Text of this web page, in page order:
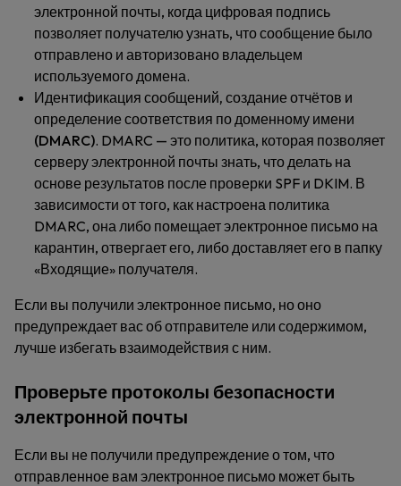
электронной почты, когда цифровая подпись
позволяет получателю узнать, что сообщение было
отправлено и авторизовано владельцем
используемого домена.
Идентификация сообщений, создание отчётов и
определение соответствия по доменному имени
(DMARC). DMARC — это политика, которая позволяет
серверу электронной почты знать, что делать на
основе результатов после проверки SPF и DKIM. В
зависимости от того, как настроена политика
DMARC, она либо помещает электронное письмо на
карантин, отвергает его, либо доставляет его в папку
«Входящие» получателя.
Если вы получили электронное письмо, но оно
предупреждает вас об отправителе или содержимом,
лучше избегать взаимодействия с ним.
Проверьте протоколы безопасности
электронной почты
Если вы не получили предупреждение о том, что
отправленное вам электронное письмо может быть